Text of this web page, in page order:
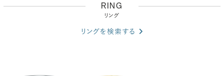
RING
リング
リングを検索する